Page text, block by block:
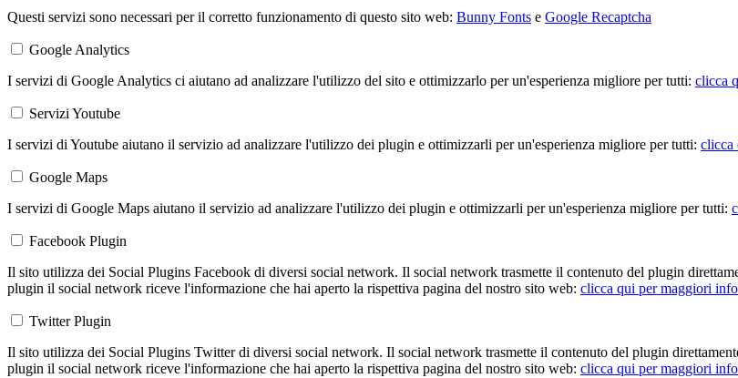
Questi servizi sono necessari per il corretto funzionamento di questo sito web: Bunny Fonts e Google Recaptcha
Google Analytics
I servizi di Google Analytics ci aiutano ad analizzare l'utilizzo del sito e ottimizzarlo per un'esperienza migliore per tutti: clicca
Servizi Youtube
I servizi di Youtube aiutano il servizio ad analizzare l'utilizzo dei plugin e ottimizzarli per un'esperienza migliore per tutti: clicca
Google Maps
I servizi di Google Maps aiutano il servizio ad analizzare l'utilizzo dei plugin e ottimizzarli per un'esperienza migliore per tutti:
Facebook Plugin
Il sito utilizza dei Social Plugins Facebook di diversi social network. Il social network trasmette il contenuto del plugin
plugin il social network riceve l'informazione che hai aperto la rispettiva pagina del nostro sito web: clicca qui per maggiori
Twitter Plugin
Il sito utilizza dei Social Plugins Twitter di diversi social network. Il social network trasmette il contenuto del plugin
plugin il social network riceve l'informazione che hai aperto la rispettiva pagina del nostro sito web: clicca qui per maggiori